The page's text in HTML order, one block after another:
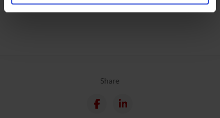
analizzare il nostro traffico. Condividiamo inoltre
Share